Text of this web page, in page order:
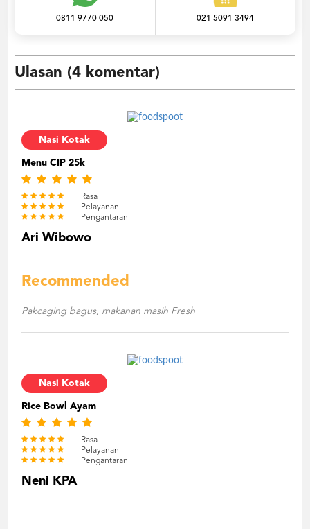
0811 9770 050 021 5091 3494
Ulasan (4 komentar)
Nasi Kotak
Menu CIP 25k
Rasa
Pelayanan
Pengantaran
Ari Wibowo
Recommended
Pakcaging bagus, makanan masih Fresh
Nasi Kotak
Rice Bowl Ayam
Rasa
Pelayanan
Pengantaran
Neni KPA